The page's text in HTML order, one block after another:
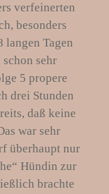
verfeinerten
besonders
langen Tagen
sehr
5 propere
drei Stunden
daß keine
war sehr
überhaupt nur
Hündin zur
brachte